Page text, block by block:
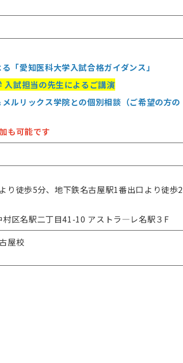
「愛知医科大学入試合格ガイダンス」
入試担当の先生によるご講演
ルリックス学院との個別相談（ご希望の方の
も可能です
り徒歩5分、地下鉄名古屋駅1番出口より徒歩2
区名駅二丁目41-10 アストラ―レ名駅３F
屋校